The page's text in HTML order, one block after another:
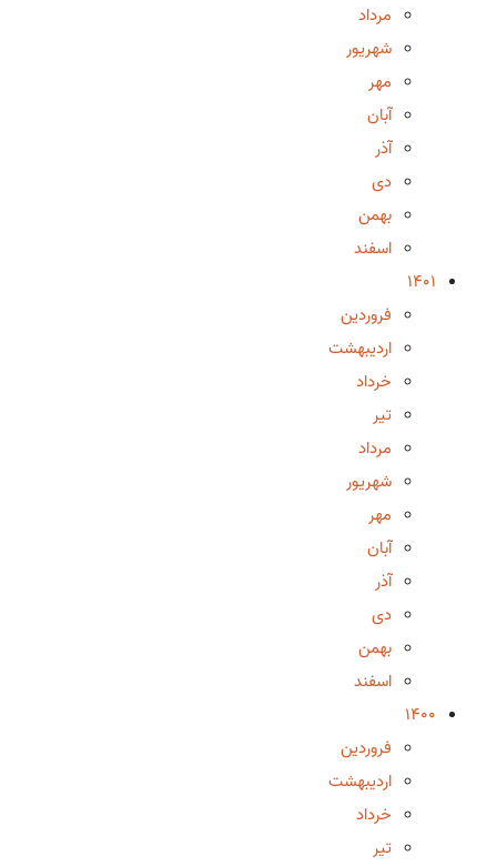
مرداد
شهریور
مهر
آبان
آذر
دی
بهمن
اسفند
1401
فروردین
اردیبهشت
خرداد
تیر
مرداد
شهریور
مهر
آبان
آذر
دی
بهمن
اسفند
1400
فروردین
اردیبهشت
خرداد
تیر